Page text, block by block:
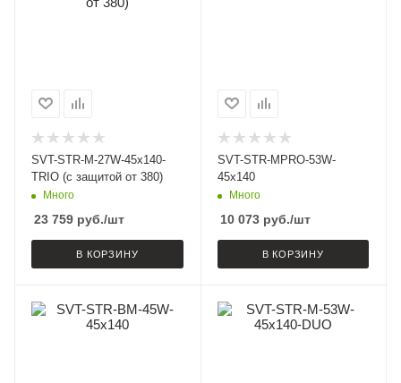
SVT-STR-M-27W-45x140-
TRIO (с защитой от 380)
Много
23 759 руб./шт
В КОРЗИНУ
SVT-STR-MPRO-53W-
45x140
Много
10 073руб./шт
В КОРЗИНУ